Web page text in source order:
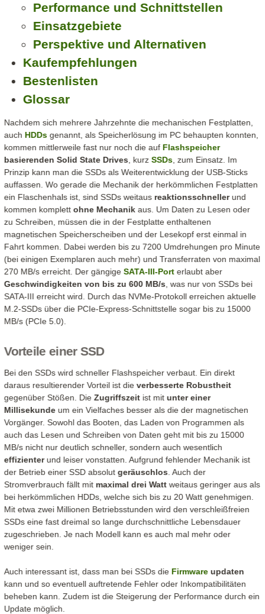
Performance und Schnittstellen
Einsatzgebiete
Perspektive und Alternativen
Kaufempfehlungen
Bestenlisten
Glossar
Nachdem sich mehrere Jahrzehnte die mechanischen Festplatten,
auchHDDs genannt, als Speicherlösung im PC behaupten konnten,
kommen mittlerweile fast nur noch die aufFlashspeicher
basierenden Solid State Drives , kurzSSDs , zum Einsatz. Im
Prinzip kann man die SSDs als Weiterentwicklung der USB-Sticks
auffassen. Wo gerade die Mechanik der herkömmlichen Festplatten
ein Flaschenhals ist, sind SSDs weitausreaktionsschnellerund
kommen komplettohne Mechanik aus. Um Daten zu Lesen oder
zu Schreiben, müssen die in der Festplatte enthaltenen
magnetischen Speicherscheiben und der Lesekopf erst einmal in
Fahrt kommen. Dabei werden bis zu 7200 Umdrehungen pro Minute
(bei einigen Exemplaren auch mehr) und Transferraten von maximal
270 MB/s erreicht. Der gängigeSATA-III-Port erlaubt aber
Geschwindigkeiten von bis zu 600 MB/s , was nur von SSDs bei
SATA-III erreicht wird. Durch das NVMe-Protokoll erreichen aktuelle
M.2-SSDs über die PCIe-Express-Schnittstelle sogar bis zu 15000
MB/s (PCIe 5.0).
Vorteile einer SSD
Bei den SSDs wird schneller Flashspeicher verbaut. Ein direkt
daraus resultierender Vorteil ist dieverbesserte Robustheit
gegenüber Stößen. DieZugriffszeit ist mitunter einer
Millisekunde um ein Vielfaches besser als die der magnetischen
Vorgänger. Sowohl das Booten, das Laden von Programmen als
auch das Lesen und Schreiben von Daten geht mit bis zu 15000
MB/s nicht nur deutlich schneller, sondern auch wesentlich
effizienterund leiser vonstatten. Aufgrund fehlender Mechanik ist
der Betrieb einer SSD absolutgeräuschlos . Auch der
Stromverbrauch fällt mitmaximal drei Wattweitaus geringer aus als
bei herkömmlichen HDDs, welche sich bis zu 20 Watt genehmigen.
Mit etwa zwei Millionen Betriebsstunden wird den verschleißfreien
SSDs eine fast dreimal so lange durchschnittliche Lebensdauer
zugeschrieben. Je nach Modell kann es auch mal mehr oder
weniger sein.
Auch interessant ist, dass man bei SSDs dieFirmware updaten
kann und so eventuell auftretende Fehler oder Inkompatibilitäten
beheben kann. Zudem ist die Steigerung der Performance durch ein
Update möglich.